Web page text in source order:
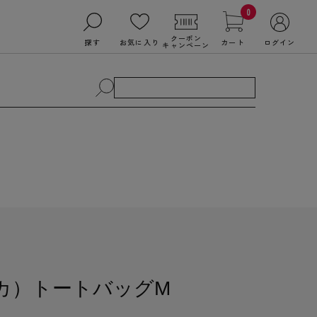
探す お気に入り クーポン
キャンペーン
0
カート ログイン
）トートバッグM